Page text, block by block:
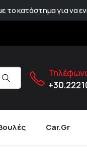
κατάστημα για να
Car.gr